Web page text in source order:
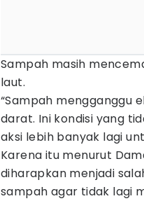
Sampah masih
laut.
“Sampah mengganggu
darat. Ini kondisi yang
aksi lebih banyak lagi
Karena itu menurut
diharapkan menjadi
sampah agar tidak lagi